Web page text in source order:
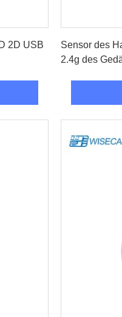
2D USB
Sensor des
2.4g des